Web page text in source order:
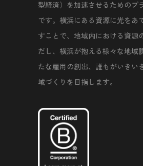
型経済）を加速させるためのプ
です。横浜にある資源に光をあ
すことで、地域内における資源
だし、横浜が抱える様々な地域
たな雇用の創出、誰もがいきい
域づくりを目指します。